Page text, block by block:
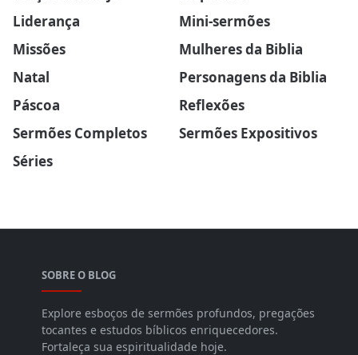
Liderança
Mini-sermões
Missões
Mulheres da Biblia
Natal
Personagens da Biblia
Páscoa
Reflexões
Sermões Completos
Sermões Expositivos
Séries
SOBRE O BLOG
Explore esboços de sermões profundos, pregações
tocantes e estudos bíblicos enriquecedores.
Fortaleça sua espiritualidade hoje.